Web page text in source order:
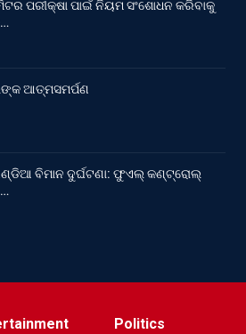
ପରୀକ୍ଷା ପାଇଁ ନିୟମ ସଂଶୋଧନ କରିବାକୁ
ଆତ୍ମସମର୍ପଣ
ବିମାନ ଦୁର୍ଘଟଣା: ଫୁଏଲ୍‌ କଣ୍ଟ୍ରୋଲ୍‌
Politics